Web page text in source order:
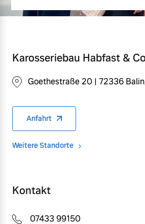
Karosseriebau Habfast &
Goethestraße 20 | 72336
Anfahrt
Weitere Standorte
Kontakt
07433 99150